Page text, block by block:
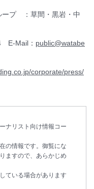
ープ ：草間・黒岩・中
E-Mail： public@watabe
corporate/press/
ナリスト向け情報コー
の情報です。御覧にな
ますので、あらかじめ
ている場合があります